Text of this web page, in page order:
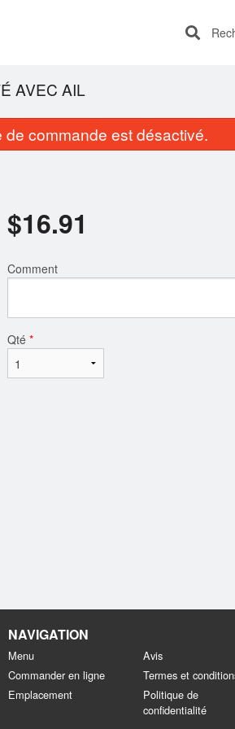
蒸叉燒包
31. Poulet du
AVEC AIL
commande est désactivé.
$16.91
Comment
Qté *
NAVIGATION
Menu
Commander en ligne
Emplacement
Avis
Termes et
Politique de
confidentialité